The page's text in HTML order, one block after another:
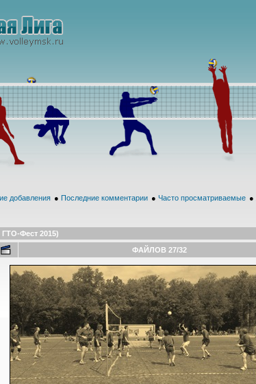
добавления ● Последние комментарии ● Часто просматриваемые ●
Фест 2015)
ФАЙЛОВ 27/32